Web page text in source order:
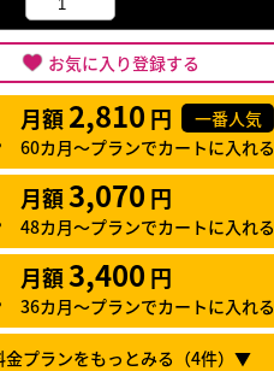
お気に入り登録する
月額 2,810 円
一番人気
60カ月～プランでカートに入れる
月額3,070 円
48カ月～プランでカートに入れる
月額3,400 円
36カ月～プランでカートに入れる
プランをもっとみる（4件）▼